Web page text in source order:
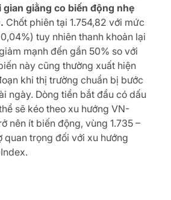
giằng co biến động nhẹ
Chốt phiên tại 1.754,82 với mức
tuy nhiên thanh khoản lại
mạnh đến gần 50% so với
này cũng thường xuất hiện
khi thị trường chuẩn bị bước
ngày. Dòng tiền bắt đầu có dấu
sẽ kéo theo xu hướng VN-
nên ít biến động, vùng 1.735 –
quan trọng đối với xu hướng